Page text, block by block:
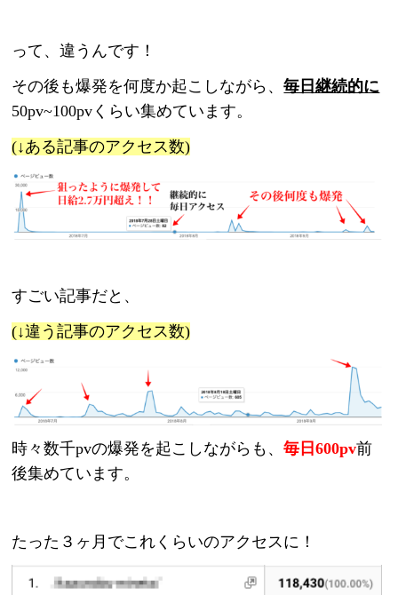
って、違うんです！
その後も爆発を何度か起こしながら、毎日継続的に
50pv~100pvくらい集めています。
(↓ある記事のアクセス数)
すごい記事だと、
(↓違う記事のアクセス数)
時々数千pvの爆発を起こしながらも、毎日600pv前
後集めています。
たった３ヶ月でこれくらいのアクセスに！